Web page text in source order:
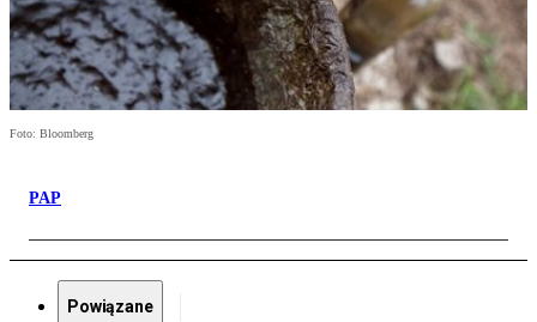
Foto: Bloomberg
PAP
Powiązane